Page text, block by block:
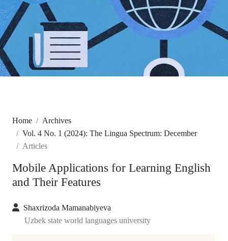
Home
Archives
Vol. 4 No. 1 (2024): The Lingua Spectrum: December
Articles
Mobile Applications for Learning English
and Their Features
Shaxrizoda Mamanabiyeva
Uzbek state world languages university